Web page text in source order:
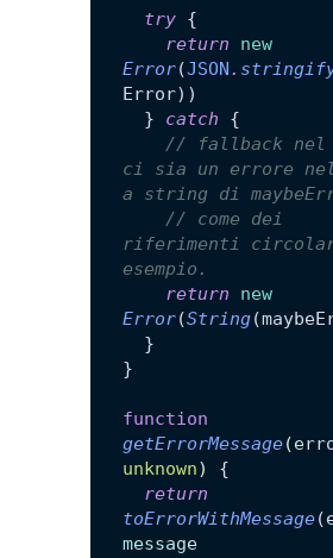
  try
{
    return
new
Error(JSON .
Error))
  }
catch {
ci sia un errore
a string di
riferimenti
esempio.
    return
new
Error(String
  }
}
function
getErrorMessage(
unknown)
{
  return
toErrorWithMessage
message